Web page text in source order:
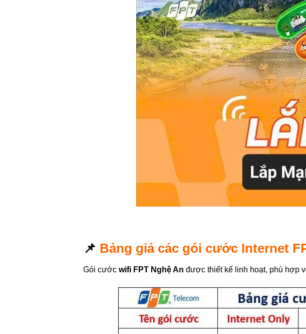
📌 Bảng giá các gói cước Internet
Gói cướcwifi FPT Nghệ An được thiết kế linh hoạt, phù hợp